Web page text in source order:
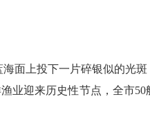
上投下一片碎银似的光
迎来历史性节点，全市